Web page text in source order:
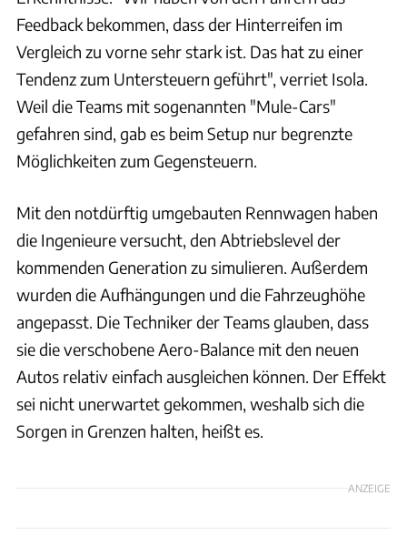
Feedback bekommen, dass der Hinterreifen im
Vergleich zu vorne sehr stark ist. Das hat zu einer
Tendenz zum Untersteuern geführt", verriet Isola.
Weil die Teams mit sogenannten "Mule-Cars"
gefahren sind, gab es beim Setup nur begrenzte
Möglichkeiten zum Gegensteuern.
Mit den notdürftig umgebauten Rennwagen haben
die Ingenieure versucht, den Abtriebslevel der
kommenden Generation zu simulieren. Außerdem
wurden die Aufhängungen und die Fahrzeughöhe
angepasst. Die Techniker der Teams glauben, dass
sie die verschobene Aero-Balance mit den neuen
Autos relativ einfach ausgleichen können. Der Effekt
sei nicht unerwartet gekommen, weshalb sich die
Sorgen in Grenzen halten, heißt es.
ANZEIGE